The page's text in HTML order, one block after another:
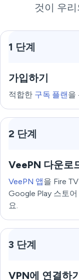
것이 우
1 단계
가입하기
적합한 구독 플랜을
2 단계
VeePN 다운로
VeePN 앱을 Fire
Google Play 스토
요.
3 단계
VPN에 연결하